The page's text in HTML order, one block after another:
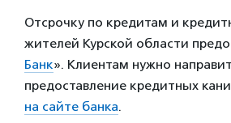
Отсрочку по кредитам и
жителей Курской области
Банк». Клиентам нужно
предоставление кредитных
на сайте банка.